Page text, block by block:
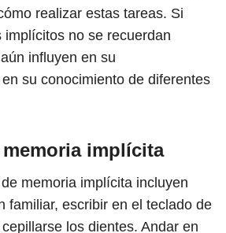
realizar estas tareas. Si
implícitos no se recuerdan
influyen en su
su conocimiento de diferentes
implícita
memoria implícita incluyen
familiar, escribir en el teclado de
los dientes. Andar en